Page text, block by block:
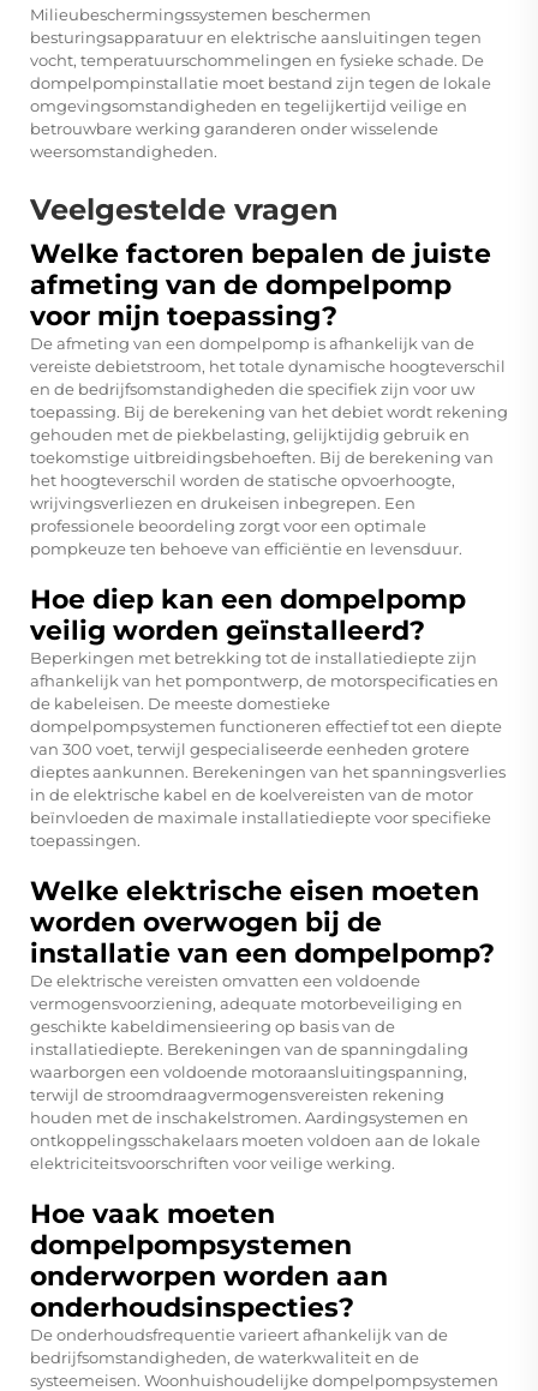
Milieubeschermingssystemen beschermen
besturingsapparatuur en elektrische aansluitingen tegen
vocht, temperatuurschommelingen en fysieke schade. De
dompelpompinstallatie moet bestand zijn tegen de lokale
omgevingsomstandigheden en tegelijkertijd veilige en
betrouwbare werking garanderen onder wisselende
weersomstandigheden.
Veelgestelde vragen
Welke factoren bepalen de juiste
afmeting van de dompelpomp
voor mijn toepassing?
De afmeting van een dompelpomp is afhankelijk van de
vereiste debietstroom, het totale dynamische hoogteverschil
en de bedrijfsomstandigheden die specifiek zijn voor uw
toepassing. Bij de berekening van het debiet wordt rekening
gehouden met de piekbelasting, gelijktijdig gebruik en
toekomstige uitbreidingsbehoeften. Bij de berekening van
het hoogteverschil worden de statische opvoerhoogte,
wrijvingsverliezen en drukeisen inbegrepen. Een
professionele beoordeling zorgt voor een optimale
pompkeuze ten behoeve van efficiëntie en levensduur.
Hoe diep kan een dompelpomp
veilig worden geïnstalleerd?
Beperkingen met betrekking tot de installatiediepte zijn
afhankelijk van het pompontwerp, de motorspecificaties en
de kabeleisen. De meeste domestieke
dompelpompsystemen functioneren effectief tot een diepte
van 300 voet, terwijl gespecialiseerde eenheden grotere
dieptes aankunnen. Berekeningen van het spanningsverlies
in de elektrische kabel en de koelvereisten van de motor
beïnvloeden de maximale installatiediepte voor specifieke
toepassingen.
Welke elektrische eisen moeten
worden overwogen bij de
installatie van een dompelpomp?
De elektrische vereisten omvatten een voldoende
vermogensvoorziening, adequate motorbeveiliging en
geschikte kabeldimensieering op basis van de
installatiediepte. Berekeningen van de spanningdaling
waarborgen een voldoende motoraansluitingspanning,
terwijl de stroomdraagvermogensvereisten rekening
houden met de inschakelstromen. Aardingsystemen en
ontkoppelingsschakelaars moeten voldoen aan de lokale
elektriciteitsvoorschriften voor veilige werking.
Hoe vaak moeten
dompelpompsystemen
onderworpen worden aan
onderhoudsinspecties?
De onderhoudsfrequentie varieert afhankelijk van de
bedrijfsomstandigheden, de waterkwaliteit en de
systeemeisen. Woonhuishoudelijke dompelpompsystemen